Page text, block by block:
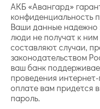
АКБ «Авангард»
конфиденциальность
Ваши данные
люди не получат к
составляют случаи,
законодательством
ваш банк
проведения
оплате вам придется
пароль.